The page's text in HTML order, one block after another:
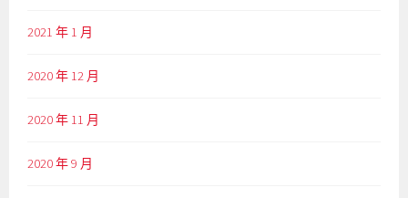
2021 年 1 月
2020 年 12 月
2020 年 11 月
2020 年 9 月